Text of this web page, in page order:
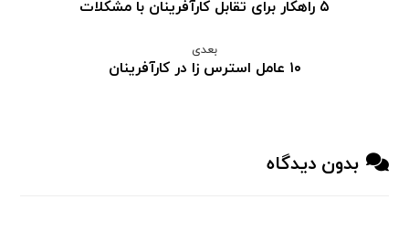
۵ راهکار برای تقابل کارآفرینان با مشکلات
بعدی
۱۰ عامل استرس زا در کارآفرینان
بدون دیدگاه